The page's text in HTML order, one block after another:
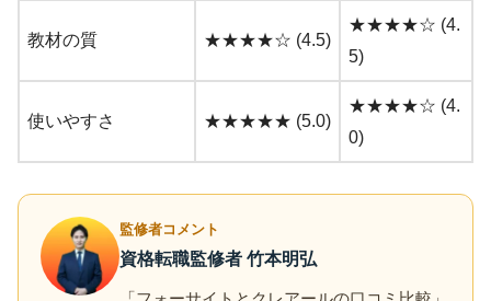
教材の質 ★★★★☆ (4.5)
★★★★☆ (4.
5)
使いやすさ ★★★★★ (5.0)
★★★★☆ (4.
0)
監修者コメント
資格転職監修者 竹本明弘